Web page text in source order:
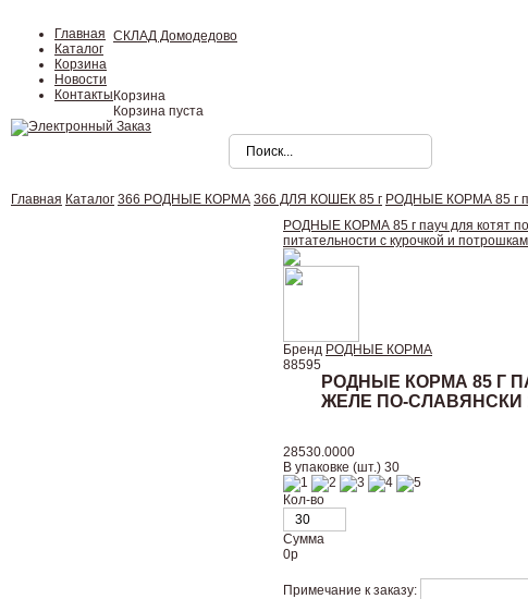
Главная
Каталог
Корзина
Новости
Контакты
СКЛАД Домодедово
Корзина
Корзина пуста
Главная Каталог 366 РОДНЫЕ КОРМА 366 ДЛЯ КОШЕК 85 г РОДНЫЕ КОРМА 85 г
РОДНЫЕ КОРМА 85 г пауч для котят
питательности с курочкой и
Бренд РОДНЫЕ КОРМА
88595
РОДНЫЕ КОРМА 85 Г
ЖЕЛЕ ПО-СЛАВЯНСКИ
28530.0000
В упаковке (шт.) 30
Кол-во
Сумма
0р
Примечание к заказу: